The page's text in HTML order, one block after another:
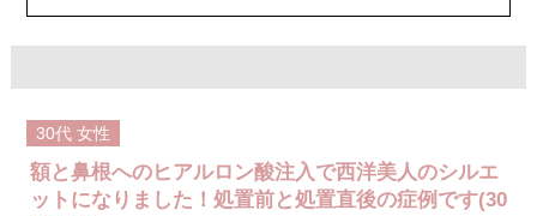
は2か月避妊して頂くようお願いします。
施術名：ヒアルロン酸注入
って最適なものが異なります。診察時に医師とご相談いただきお選びいた
だけます。
リスク、副作用：腫れ、赤み、内出血、痛み、突っ張り感などが生じるこ
とがございます。また、稀にアレルギー、細菌感染症、血管閉塞などが生
じることがございます。注入箇所を強く刺激するようなマッサージは1〜2
30代 女性
額と鼻根へのヒアルロン酸注入で西洋美人のシルエ
ットになりました！処置前と処置直後の症例です(30